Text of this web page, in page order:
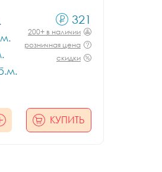
321
200+ в наличии
розничная цена
скидки
КУПИТЬ